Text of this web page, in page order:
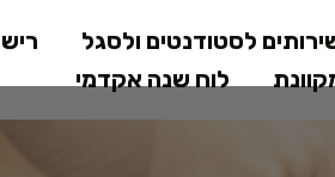
לתוכן
המרכזי
לסטודנטים ולסגל
לוח שנה אקדמי